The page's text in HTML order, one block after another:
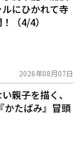
にひかれて寺
（4/4）
2026年08月07日
親子を描く、
かたばみ』冒頭